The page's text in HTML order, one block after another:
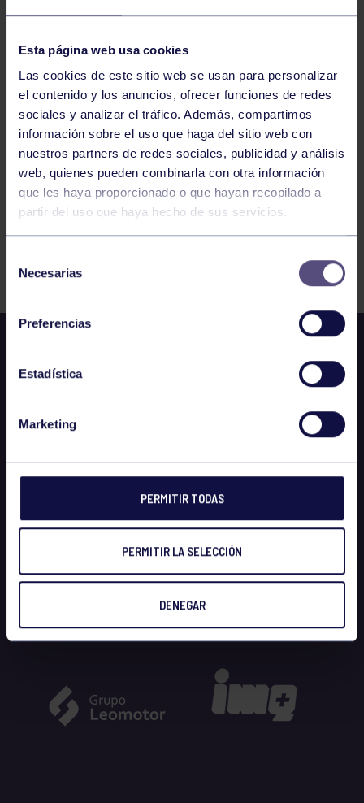
Esta página web usa cookies
Las cookies de este sitio web se usan para personalizar
el contenido y los anuncios, ofrecer funciones de redes
sociales y analizar el tráfico. Además, compartimos
información sobre el uso que haga del sitio web con
nuestros partners de redes sociales, publicidad y análisis
web, quienes pueden combinarla con otra información
que les haya proporcionado o que hayan recopilado a
partir del uso que haya hecho de sus servicios.
Necesarias
Preferencias
Estadística
Marketing
PERMITIR TODAS
PERMITIR LA SELECCIÓN
DENEGAR
HOCKEY
CTO ASTURIAS SENIOR MASCULINO SALA:
RGCC A – RGCC B
509 510 511 512 513 514 515
FILTRAR